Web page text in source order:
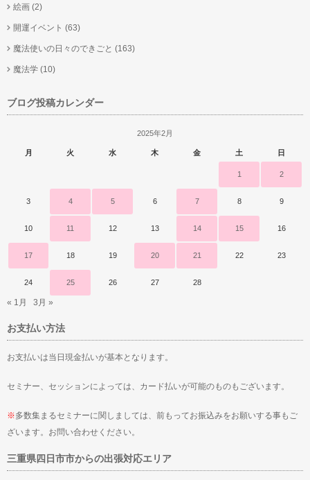
絵画 (2)
開運イベント (63)
魔法使いの日々のできごと (163)
魔法学 (10)
ブログ投稿カレンダー
2025年2月
月 火 水 木 金 土 日
1 2
3 4 5 6 7 8 9
10 11 12 13 14 15 16
17 18 19 20 21 22 23
24 25 26 27 28
« 1月 3月 »
お支払い方法
お支払いは当日現金払いが基本となります。
セミナー、セッションによっては、カード払いが可能のものもございます。
※多数集まるセミナーに関しましては、前もってお振込みをお願いする事もご
ざいます。お問い合わせください。
三重県四日市市からの出張対応エリア